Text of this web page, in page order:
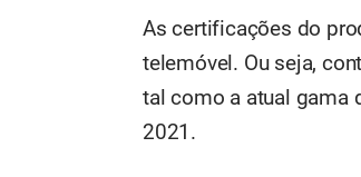
As certificações do
telemóvel. Ou seja,
tal como a atual gama
2021.